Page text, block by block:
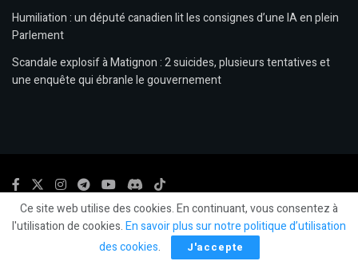
Humiliation : un député canadien lit les consignes d’une IA en plein
Parlement
Scandale explosif à Matignon : 2 suicides, plusieurs tentatives et
une enquête qui ébranle le gouvernement
© 2024LLP - LeLibrePenseur.org et Les Editions Fiat Lux-Mentions légales.
Social Media Auto PublishPowered By :XYZScripts.com
Ce site web utilise des cookies. En continuant, vous consentez à
l'utilisation de cookies.En savoir plus sur notre politique d’utilisation
des cookies. J'accepte